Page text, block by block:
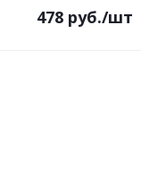
478 руб./шт